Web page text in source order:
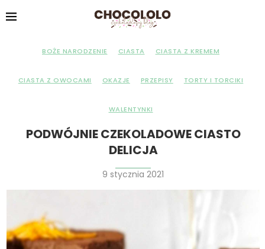
BOŻE NARODZENIE CIASTA CIASTA Z KREMEM
CIASTA Z OWOCAMI OKAZJE PRZEPISY TORTY I TORCIKI
WALENTYNKI
PODWÓJNIE CZEKOLADOWE CIASTO
DELICJA
9 stycznia 2021